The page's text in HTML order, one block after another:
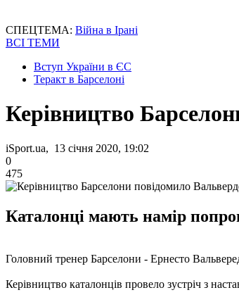
СПЕЦТЕМА: Війна в Ірані
ВСІ ТЕМИ
Вступ України в ЄС
Теракт в Барселоні
Керівництво
iSport.ua, 13 січня 2020, 19:02
0
475
Каталонці мають намір
Головний тренер Барселони - Ернесто
Керівництво каталонців провело зустріч з